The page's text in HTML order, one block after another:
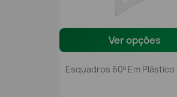
Ver opções
Esquadros 60º Em